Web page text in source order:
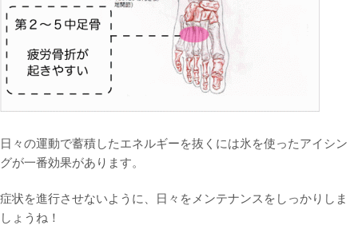
日々の運動で蓄積したエネルギーを抜くには氷を使ったアイシン
グが一番効果があります。
症状を進行させないように、日々をメンテナンスをしっかりしま
しょうね！